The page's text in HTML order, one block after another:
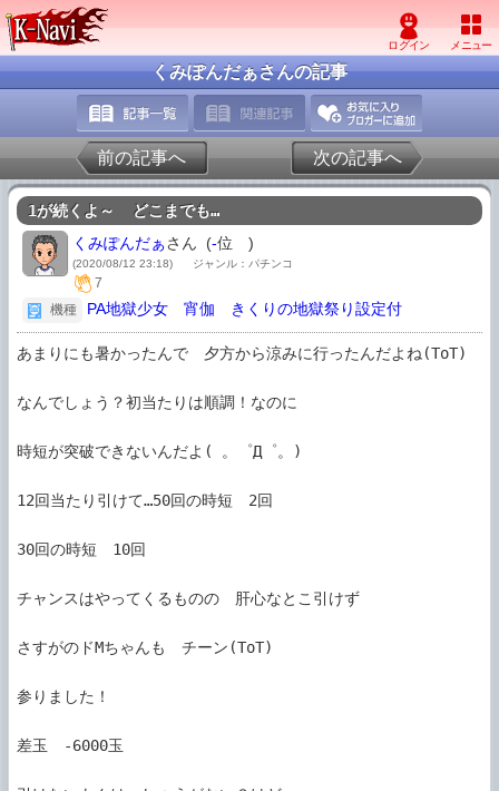
くみぽんだぁさんの記事
前の記事へ 次の記事へ
1が続くよ～  どこまでも…
くみぽんだぁさん (-位 )
(2020/08/12 23:18) ジャンル：パチンコ
7
機種
PA地獄少女 宵伽 きくりの地獄祭り設定付
あまりにも暑かったんで　夕方から涼みに行ったんだよね(ToT)
なんでしょう？初当たりは順調！なのに
時短が突破できないんだよ( 。゜Д゜。)
12回当たり引けて…50回の時短　2回
30回の時短　10回
チャンスはやってくるものの　肝心なとこ引けず
さすがのドMちゃんも　チーン(ToT)
参りました！
差玉　-6000玉